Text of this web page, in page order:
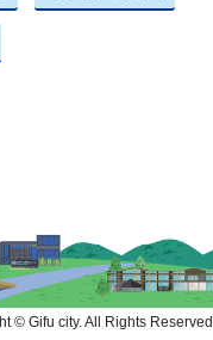
© Gifu city. All Rights Reserved.